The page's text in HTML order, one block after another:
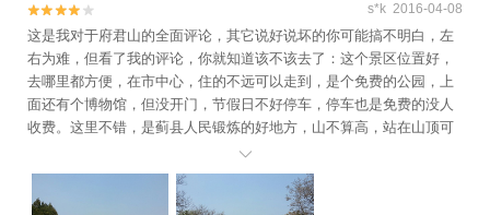

 s*k 2016-04-08
这是我对于府君山的全面评论，其它说好说坏的你可能搞不明白，左
右为难，但看了我的评论，你就知道该不该去了：这个景区位置好，
去哪里都方便，在市中心，住的不远可以走到，是个免费的公园，上
面还有个博物馆，但没开门，节假日不好停车，停车也是免费的没人
收费。这里不错，是蓟县人民锻炼的好地方，山不算高，站在山顶可
